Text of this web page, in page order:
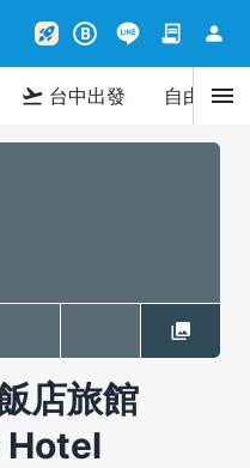
rocket_launch B contract person
flight_takeoff 台中出發 自由行menu
店旅館
Hotel